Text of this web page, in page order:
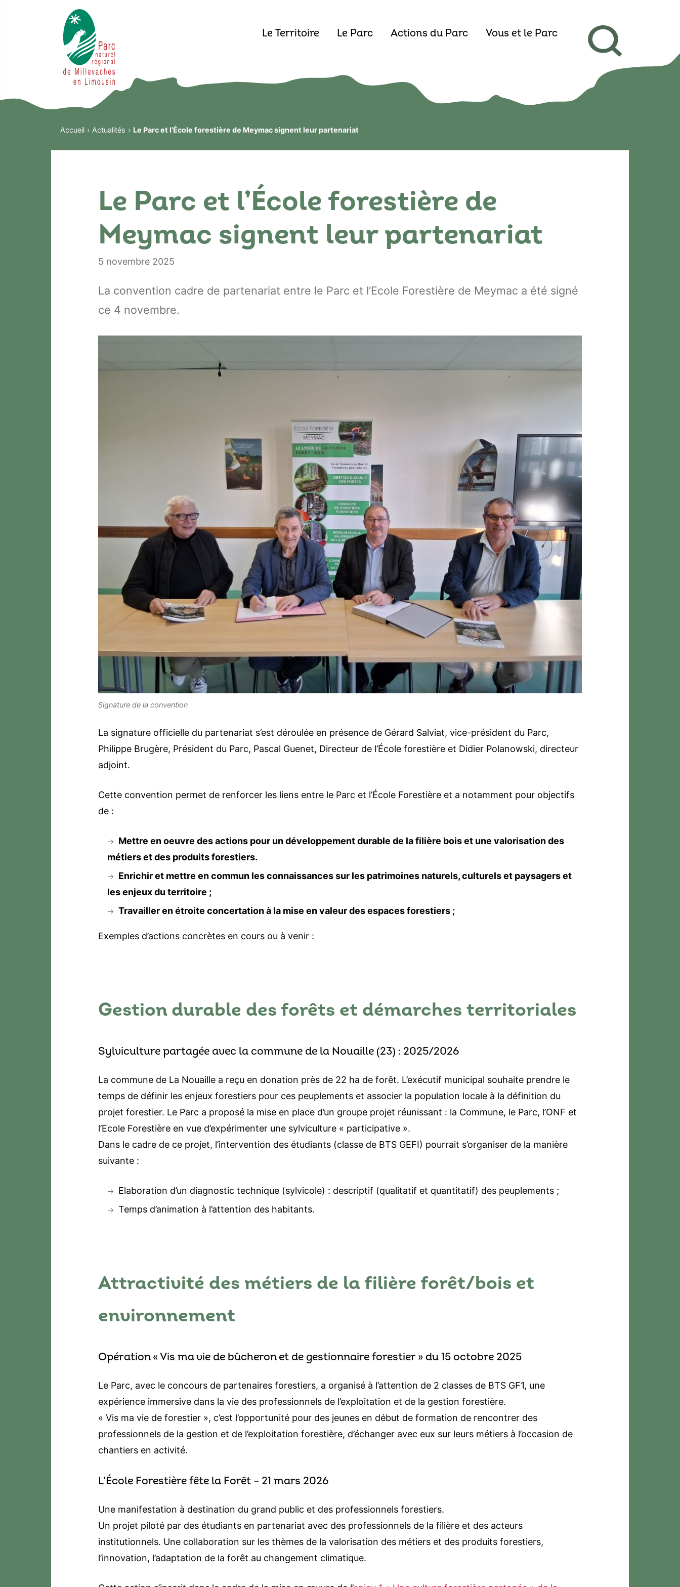
Le Territoire Le Parc Actions du Parc Vous et le Parc
Accueil Actualités Le Parc et l’École forestière de Meymac signent leur partenariat
Le Parc et l’École forestière de
Meymac signent leur partenariat
5 novembre 2025
La convention cadre de partenariat entre le Parc et l’Ecole Forestière de Meymac a été signé
ce 4 novembre.
Signature de la convention
La signature officielle du partenariat s’est déroulée en présence de Gérard Salviat, vice-président du Parc,
Philippe Brugère, Président du Parc, Pascal Guenet, Directeur de l’École forestière et Didier Polanowski, directeur
adjoint.
Cette convention permet de renforcer les liens entre le Parc et l’École Forestière et a notamment pour objectifs
de :
Mettre en oeuvre des actions pour un développement durable de la filière bois et une valorisation des
métiers et des produits forestiers.
Enrichir et mettre en commun les connaissances sur les patrimoines naturels, culturels et paysagers et
les enjeux du territoire ;
Travailler en étroite concertation à la mise en valeur des espaces forestiers ;
Exemples d’actions concrètes en cours ou à venir :
Gestion durable des forêts et démarches territoriales
Sylviculture partagée avec la commune de la Nouaille (23) : 2025/2026
La commune de La Nouaille a reçu en donation près de 22 ha de forêt. L’exécutif municipal souhaite prendre le
temps de définir les enjeux forestiers pour ces peuplements et associer la population locale à la définition du
projet forestier. Le Parc a proposé la mise en place d’un groupe projet réunissant : la Commune, le Parc, l’ONF et
l’Ecole Forestière en vue d’expérimenter une sylviculture « participative ».
Dans le cadre de ce projet, l’intervention des étudiants (classe de BTS GEFI) pourrait s’organiser de la manière
suivante :
Elaboration d’un diagnostic technique (sylvicole) : descriptif (qualitatif et quantitatif) des peuplements ;
Temps d’animation à l’attention des habitants.
Attractivité des métiers de la filière forêt/bois et
environnement
Opération « Vis ma vie de bûcheron et de gestionnaire forestier » du 15 octobre 2025
Le Parc, avec le concours de partenaires forestiers, a organisé à l’attention de 2 classes de BTS GF1, une
expérience immersive dans la vie des professionnels de l’exploitation et de la gestion forestière.
« Vis ma vie de forestier », c’est l’opportunité pour des jeunes en début de formation de rencontrer des
professionnels de la gestion et de l’exploitation forestière, d’échanger avec eux sur leurs métiers à l’occasion de
chantiers en activité.
L’École Forestière fête la Forêt – 21 mars 2026
Une manifestation à destination du grand public et des professionnels forestiers.
Un projet piloté par des étudiants en partenariat avec des professionnels de la filière et des acteurs
institutionnels. Une collaboration sur les thèmes de la valorisation des métiers et des produits forestiers,
l’innovation, l’adaptation de la forêt au changement climatique.